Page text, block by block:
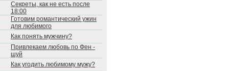
Секреты, как не есть после
18:00
Готовим романтический ужин
для любимого
Как понять мужчину?
Привлекаем любовь по Фен -
шуй
Как угодить любимому мужу?